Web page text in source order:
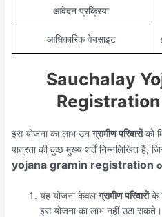
आवेदन प्रक्रिया
आधिकारिक वेबसाइट
Sauchalay
Registration
इस योजना का लाभ उनग्रामीण परिवारोंको
पात्रता की कुछ मुख्य शर्तें निम्नलिखित हैं,
yojana gramin registration
यह योजना केवलग्रामीण परिवारोंके
इस योजना का लाभ नहीं उठा सकते।